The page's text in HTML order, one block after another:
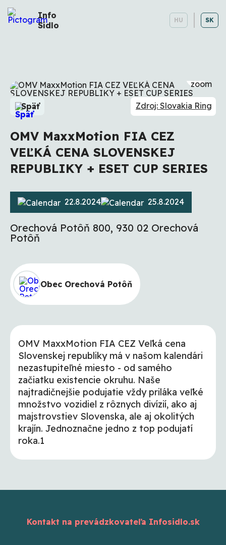
Info
Sídlo
HU SK
Späť Zdroj: Slovakia Ring
OMV MaxxMotion FIA CEZ
VEĽKÁ CENA SLOVENSKEJ
REPUBLIKY + ESET CUP SERIES
22.8.2024 25.8.2024
Orechová Potôň 800, 930 02 Orechová
Potôň
Obec Orechová Potôň
OMV MaxxMotion FIA CEZ Veľká cena
Slovenskej republiky má v našom kalendári
nezastupiteľné miesto - od samého
začiatku existencie okruhu. Naše
najtradičnejšie podujatie vždy priláka veľké
množstvo vozidiel z rôznych divízií, ako aj
majstrovstiev Slovenska, ale aj okolitých
krajín. Jednoznačne jedno z top podujatí
roka.1
Kontakt na prevádzkovateľa Infosidlo.sk